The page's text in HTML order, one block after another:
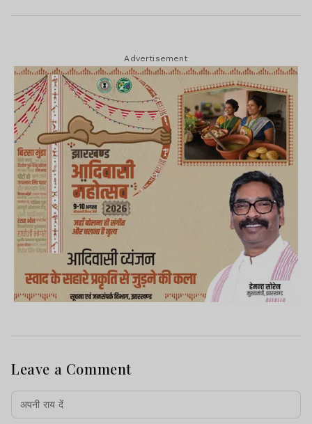
Advertisement
Leave a Comment